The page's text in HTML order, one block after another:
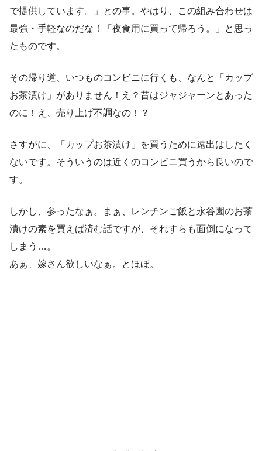
で提供しています。」との事。やはり、この組み合わせは
最強・手軽なのだな！「夜食用に買って帰ろう。」と思っ
たものです。
その帰り道、いつものコンビニに行くも、なんと「カップ
お茶漬け」がありません！え？昔はジャジャーンとあった
のに！え、売り上げ不調なの！？
さすがに、「カップお茶漬け」を買うために遠出はしたく
ないです。そういうのは近くのコンビニ買うから良いので
す。
しかし、参ったなぁ。まぁ、レンチンご飯と永谷園のお茶
漬けの素を買えば済む話ですが、それすらも面倒になって
しまう…。
あぁ、嫁さん欲しいなぁ。とほほ。